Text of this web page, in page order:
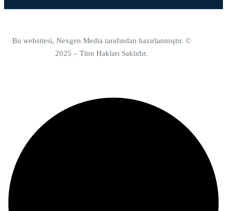
Bu websitesi, Nexgen Media tarafından hazırlanmıştır. ©
2025 – Tüm Hakları Saklıdır.